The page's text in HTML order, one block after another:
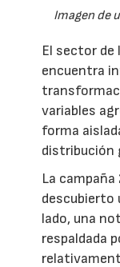
Imagen de
El sector de
encuentra
variables
forma
distribución
La
descubierto
lado, una
respaldada